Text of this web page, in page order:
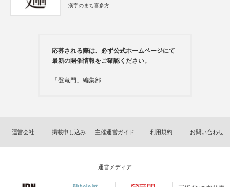
漢字のまち喜多方
応募される際は、必ず公式ホームページにて
最新の開催情報をご確認ください。
「登竜門」編集部
運営会社 掲載申し込み 主催運営ガイド 利用規約 お問い合わせ
運営メディア